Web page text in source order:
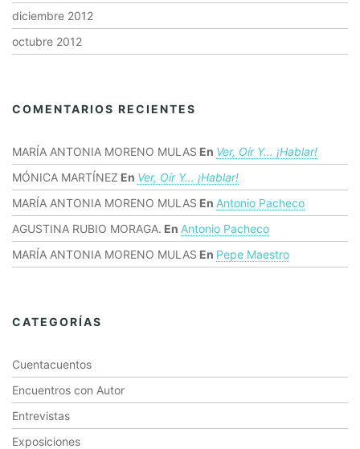
diciembre 2012
octubre 2012
COMENTARIOS RECIENTES
MARÍA ANTONIA MORENO MULAS En Ver, Oír Y… ¡hablar!
MÓNICA MARTÍNEZ En Ver, Oír Y… ¡hablar!
MARÍA ANTONIA MORENO MULAS En Antonio Pacheco
AGUSTINA RUBIO MORAGA. En Antonio Pacheco
MARÍA ANTONIA MORENO MULAS En Pepe Maestro
CATEGORÍAS
Cuentacuentos
Encuentros con Autor
Entrevistas
Exposiciones